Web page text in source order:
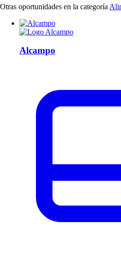
Otras oportunidades en la categoría
Alcampo